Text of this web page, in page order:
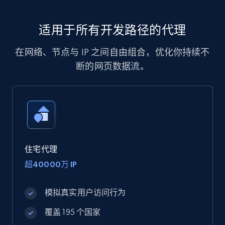
适用于所有开发路径的代理
在网络、节点与 IP 之间自由组合，优化你持续不
断的网页数据流。
住宅代理
超40000万 IP
模拟真实用户访问行为
覆盖 195 个国家